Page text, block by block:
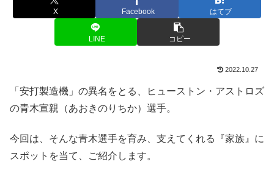
X Facebook はてブ
LINE コピー
2022.10.27
「安打製造機」の異名をとる、ヒューストン・アストロズ
の青木宣親（あおきのりちか）選手。
今回は、そんな青木選手を育み、支えてくれる『家族』に
スポットを当て、ご紹介します。